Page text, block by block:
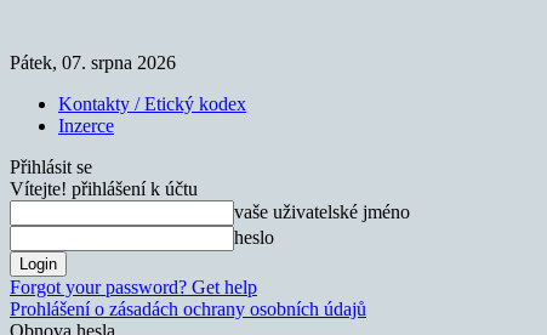
Pátek, 07. srpna 2026
Kontakty / Etický kodex
Inzerce
Přihlásit se
Vítejte! přihlášení k účtu
vaše uživatelské jméno
heslo
Forgot your password? Get help
Prohlášení o zásadách ochrany osobních údajů
Obnova hesla